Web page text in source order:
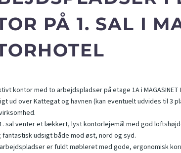
PÅ 1. SAL I
kontor med to arbejdspladser på etage 1A i
ud over Kattegat og havnen (kan eventuelt udvides til 3
1. sal venter et lækkert, lyst kontorlejemål med god
udsigt både mod øst, nord og syd.
er fuldt møbleret med gode, ergonomisk